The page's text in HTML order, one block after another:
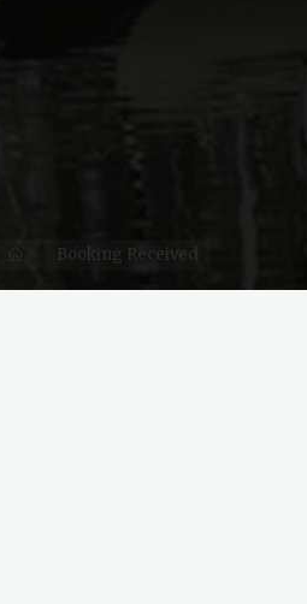
HomeBooking Received